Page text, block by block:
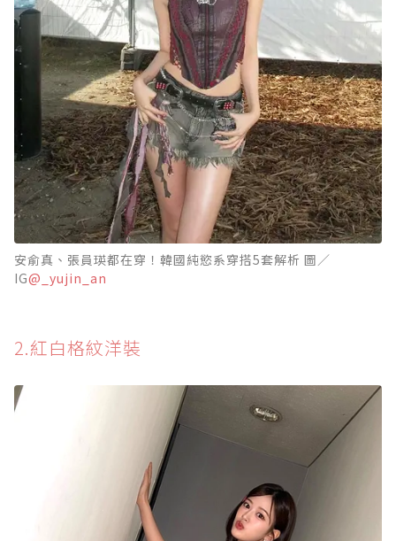
安俞真、張員瑛都在穿！韓國純慾系穿搭5套解析 圖／
IG@_yujin_an
2.紅白格紋洋裝